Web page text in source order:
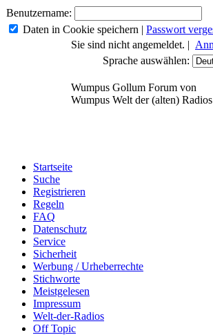
Benutzername:
Daten in Cookie speichern | Passwort
Sie sind nicht angemeldet. |
Sprache auswählen:
Wumpus Gollum Forum von
Wumpus Welt der (alten) Radios
Startseite
Suche
Registrieren
Regeln
FAQ
Datenschutz
Service
Sicherheit
Werbung / Urheberrechte
Stichworte
Meistgelesen
Impressum
Welt-der-Radios
Off Topic